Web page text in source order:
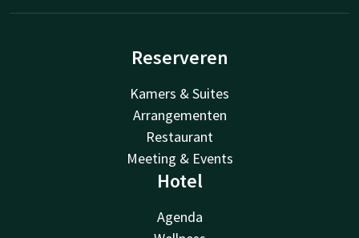
Reserveren
Kamers & Suites
Arrangementen
Restaurant
Meeting & Events
Hotel
Agenda